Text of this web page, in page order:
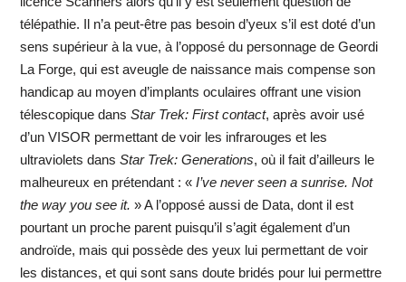
télépathie. Il n’a peut-être pas besoin d’yeux s’il est doté d’un
sens supérieur à la vue, à l’opposé du personnage de Geordi
La Forge, qui est aveugle de naissance mais compense son
handicap au moyen d’implants oculaires offrant une vision
télescopique dans Star Trek: First contact, après avoir usé
d’un VISOR permettant de voir les infrarouges et les
ultraviolets dans Star Trek: Generations, où il fait d’ailleurs le
malheureux en prétendant : « I’ve never seen a sunrise. Not
the way you see it. » A l’opposé aussi de Data, dont il est
pourtant un proche parent puisqu’il s’agit également d’un
androïde, mais qui possède des yeux lui permettant de voir
les distances, et qui sont sans doute bridés pour lui permettre